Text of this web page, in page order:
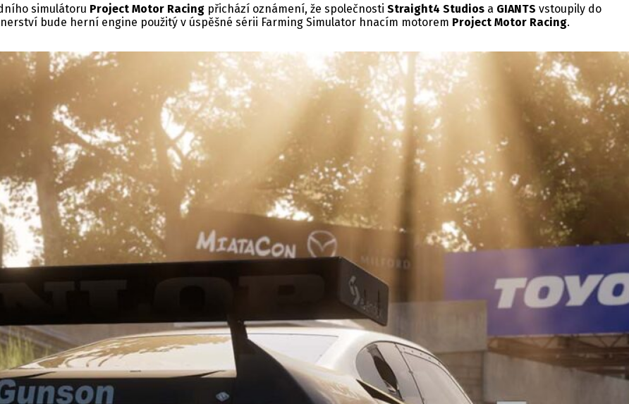
simulátoru Project Motor Racing přichází oznámení, že společnosti Straight4 Studios a GIANTS vstoupily do
bude herní engine použitý v úspěšné sérii Farming Simulator hnacím motorem Project Motor Racing.